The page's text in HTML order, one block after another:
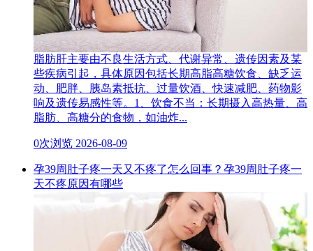
脂肪肝主要由不良生活方式、代谢异常、遗传因素及某
些疾病引起，具体原因包括长期高脂高糖饮食、缺乏运
动、肥胖、胰岛素抵抗、过量饮酒、快速减肥、药物影
响及遗传易感性等。1、饮食不当：长期摄入高热量、高
脂肪、高糖分的食物，如油炸...
0次浏览 2026-08-09
孕39周肚子疼一天又不疼了怎么回事？孕39周肚子疼一
天不疼原因有哪些